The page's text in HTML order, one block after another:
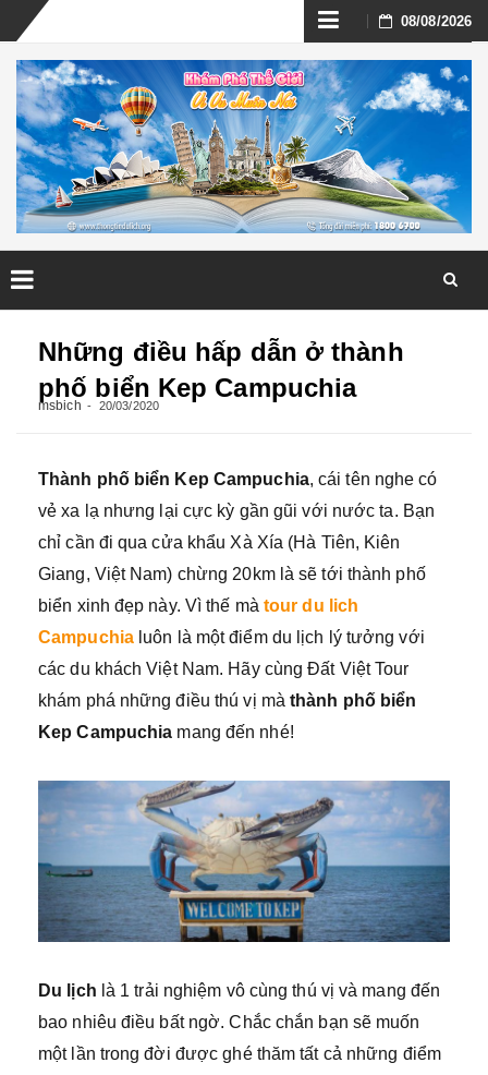
Skip
to
content
08/08/2026
Những điều hấp dẫn ở thành
phố biển Kep Campuchia
msbich 20/03/2020
Thành phố biển Kep Campuchia, cái tên nghe có
vẻ xa lạ nhưng lại cực kỳ gần gũi với nước ta. Bạn
chỉ cần đi qua cửa khẩu Xà Xía (Hà Tiên, Kiên
Giang, Việt Nam) chừng 20km là sẽ tới thành phố
biển xinh đẹp này. Vì thế mà tour du lich
Campuchialuôn là một điểm du lịch lý tưởng với
các du khách Việt Nam. Hãy cùng Đất Việt Tour
khám phá những điều thú vị màthành phố biển
Kep Campuchia mang đến nhé!
Du lịch là 1 trải nghiệm vô cùng thú vị và mang đến
bao nhiêu điều bất ngờ. Chắc chắn bạn sẽ muốn
một lần trong đời được ghé thăm tất cả những điểm